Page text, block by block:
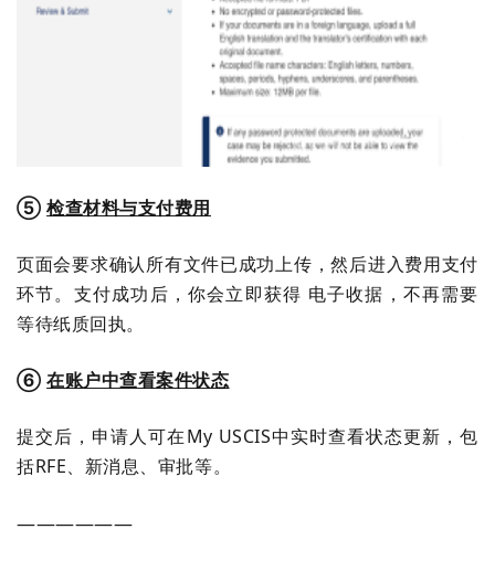
⑤检查材料与支付费用
页面会要求确认所有文件已成功上传，然后进入费用支付
环节。支付成功后，你会立即获得 电子收据，不再需要
等待纸质回执。
⑥在账户中查看案件状态
提交后，申请人可在My USCIS中实时查看状态更新，包
括RFE、新消息、审批等。
——————